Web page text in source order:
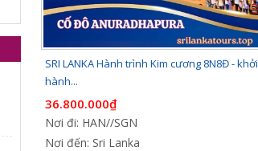
SRI LANKA Hành trình Kim cương 8N8Đ - khởi
hành...
36.800.000₫
Nơi đi: HAN//SGN
Nơi đến: Sri Lanka